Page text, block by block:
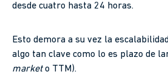
desde cuatro hasta 24 horas.
Esto demora a su vez la
algo tan clave como lo es plazo de
marketo TTM).